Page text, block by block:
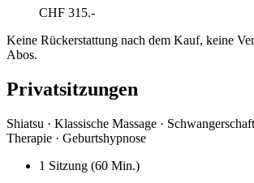
CHF 315.-
Keine Rückerstattung nach dem Kauf, keine
Abos.
Privatsitzungen
Shiatsu · Klassische Massage ·
Therapie · Geburtshypnose
1 Sitzung (60 Min.)